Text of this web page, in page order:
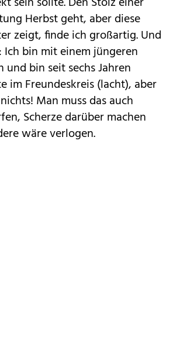
Herbst geht, aber diese
zeigt, finde ich großartig. Und
Ich bin mit einem jüngeren
und bin seit sechs Jahren
im Freundeskreis (lacht), aber
Man muss das auch
Scherze darüber machen
wäre verlogen.